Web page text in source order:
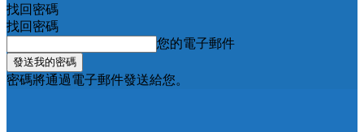
找回密碼
找回密碼
您的電子郵件
密碼將通過電子郵件發送給您。